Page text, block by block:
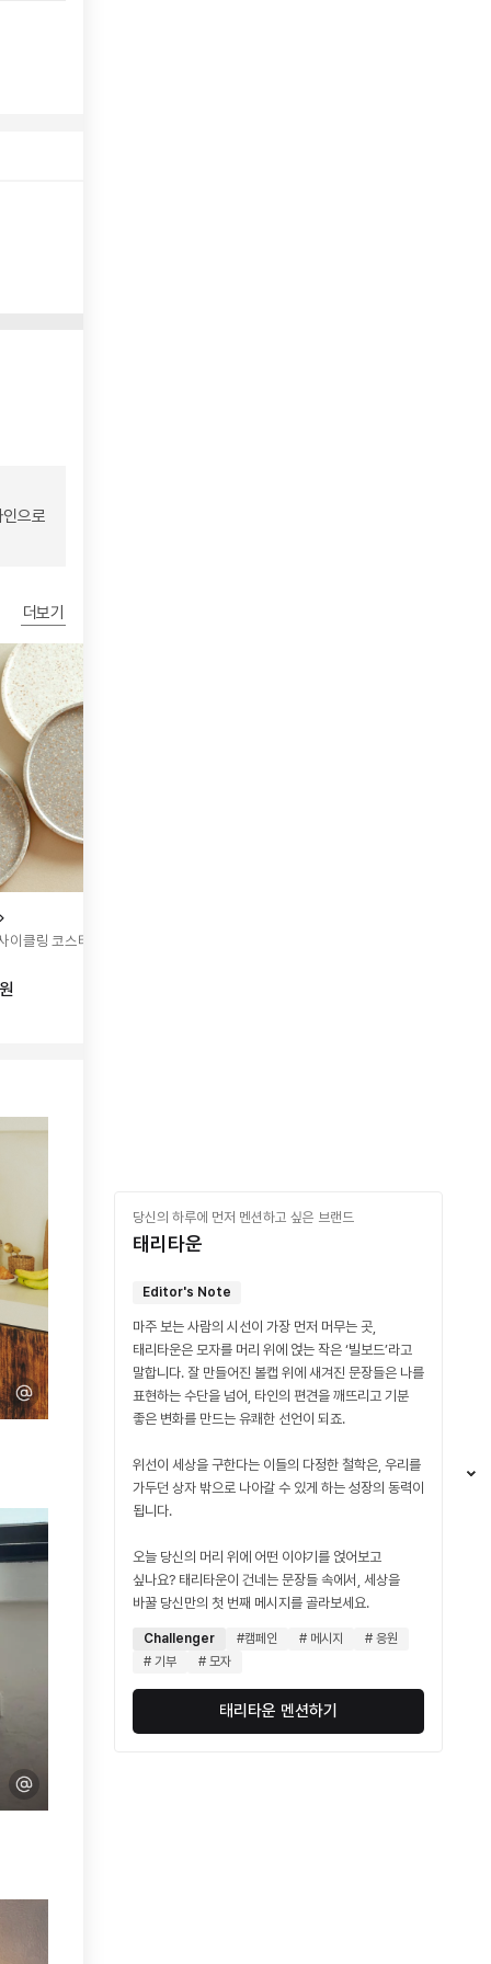
으로
더보기
이클링 코스터 겸 미니트레이
당신의 하루에 먼저 멘션하고 싶은 브랜드
태리타운
Editor's Note
마주 보는 사람의 시선이 가장 먼저 머무는 곳,
태리타운은 모자를 머리 위에 얹는 작은 ‘빌보드’라고
말합니다. 잘 만들어진 볼캡 위에 새겨진 문장들은 나를
표현하는 수단을 넘어, 타인의 편견을 깨뜨리고 기분
좋은 변화를 만드는 유쾌한 선언이 되죠.
위선이 세상을 구한다는 이들의 다정한 철학은, 우리를
가두던 상자 밖으로 나아갈 수 있게 하는 성장의 동력이
됩니다.
오늘 당신의 머리 위에 어떤 이야기를 얹어보고
싶나요? 태리타운이 건네는 문장들 속에서, 세상을
바꿀 당신만의 첫 번째 메시지를 골라보세요.
Challenger #캠페인 # 메시지
# 응원
# 기부
# 모자
태리타운 멘션하기